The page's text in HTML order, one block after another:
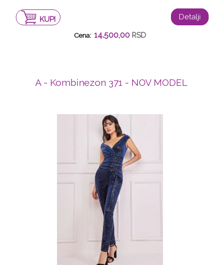
KUPI Detalji
Cena: 14.500,00 RSD
A - Kombinezon 371 - NOV MODEL